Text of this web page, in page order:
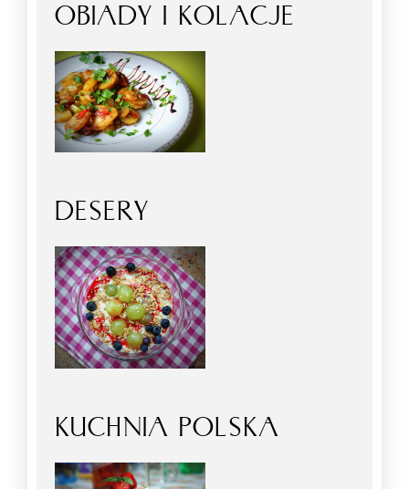
OBIADY I KOLACJE
DESERY
KUCHNIA POLSKA